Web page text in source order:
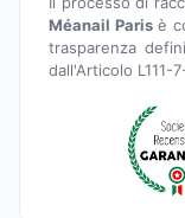
Méanail Parisè
trasparenza
dall'Articolo L111-